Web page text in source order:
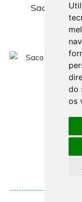
do
os
Saco